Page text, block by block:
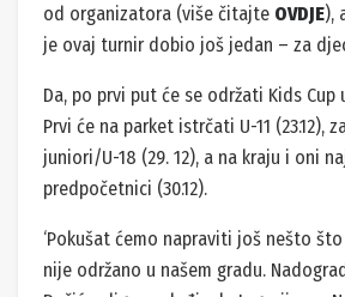
od organizatora (više čitajte OVDJE),
je ovaj turnir dobio još jedan – za
Da, po prvi put će se održati Kids Cup
Prvi će na parket istrčati U-11 (23.12),
juniori/U-18 (29. 12), a na kraju i oni
predpočetnici (30.12).
‘Pokušat ćemo napraviti još nešto
nije održano u našem gradu.